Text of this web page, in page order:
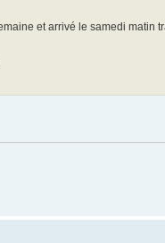
et arrivé le samedi matin